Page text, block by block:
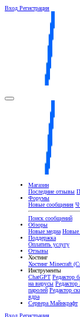
Вход Регистрация
Магазин
Последние отзывы
Форумы
Новые сообщения
Поиск сообщений
Обзоры
Новые медиа Новые
Поддержка
Оплатить услугу
Отзывы
Хостинг
Хостинг Minecraft
Инструменты
ChatGPT Редактор
на вирусы
паролей Редактор
ядра
Сервера Майнкрафт
Вход Регистрация